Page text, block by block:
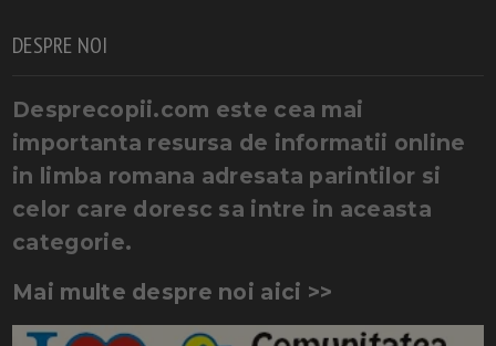
DESPRE NOI
Desprecopii.com este cea mai
importanta resursa de informatii online
in limba romana adresata parintilor si
celor care doresc sa intre in aceasta
categorie.
Mai multe despre noi aici >>